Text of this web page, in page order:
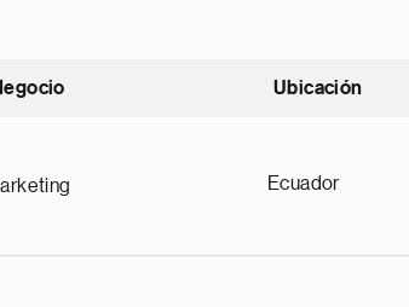
ascendente
Ubicación
Ecuador